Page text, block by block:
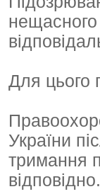
нещасного
Для цього
України
тримання
відповідно.